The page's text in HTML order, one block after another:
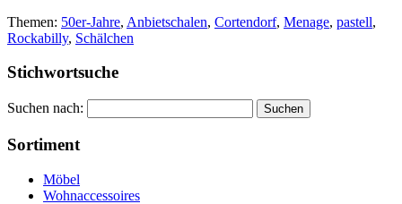
Themen: 50er-Jahre, Anbietschalen, Cortendorf, Menage, pastell,
Rockabilly, Schälchen
Stichwortsuche
Suchen nach:
Sortiment
Möbel
Wohnaccessoires